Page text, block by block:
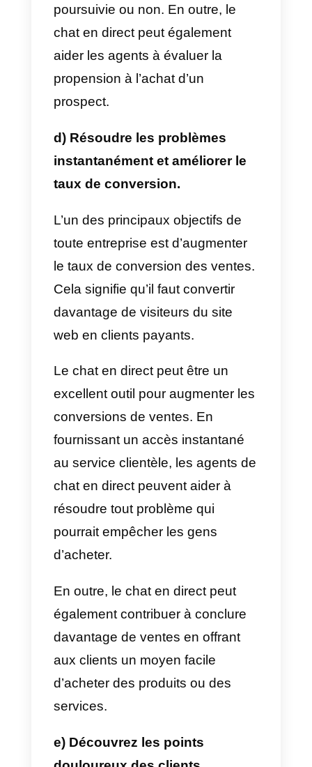
quelqu’un d’un produit qui
l’intéresse, n’essayez pas de le
transférer à un autre agent.
Mettez-les plutôt en contact avec
conversation similaire.
d’obtenir l’aide dont il a besoin le
plus rapidement possible.
c) Qualifier les clients
via le chat en direct
La qualification des prospects est
un processus important dans tout
cycle de vente. En qualifiant les
prospects, vous pouvez vous
assurer que vous ne consacrez
votre temps qu’aux prospects qui
sont réellement intéressés par ce